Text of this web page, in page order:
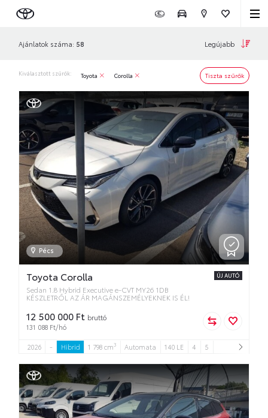
Ajánlatok száma: 58 Legújabb
Kiválasztott szűrők: Toyota Corolla Tiszta szűrők
Pécs
Toyota Corolla
Sedan 1.8 Hybrid Executive e-CVT MY26 1DB
KÉSZLETRŐL AZ ÁR MAGÁNSZEMÉLYEKNEK IS ÉL!
ÚJ AUTÓ
12 500 000 Ft bruttó
131 088 Ft/hó
2026 - Hibrid 1 798 cm3 Automata 140 LE 4 5